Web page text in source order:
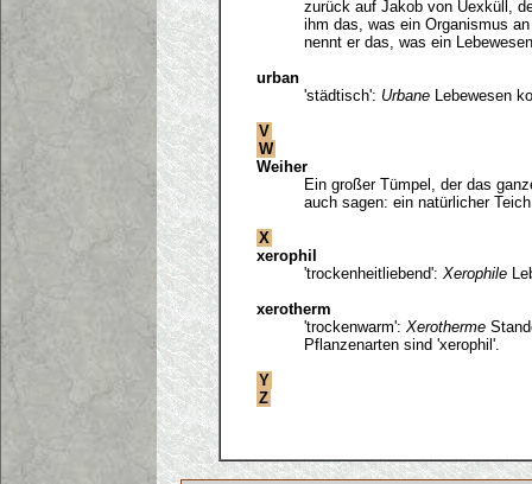
zurück auf Jakob von Uexküll,
ihm das, was ein Organismus
nennt er das, was ein
urban
'städtisch': Urbane Lebewesen
V
W
Weiher
Ein großer Tümpel, der das
auch sagen: ein natürlicher
X
xerophil
'trockenheitliebend': Xerophile
xerotherm
'trockenwarm': Xerotherme
Pflanzenarten sind 'xerophil'.
Y
Z